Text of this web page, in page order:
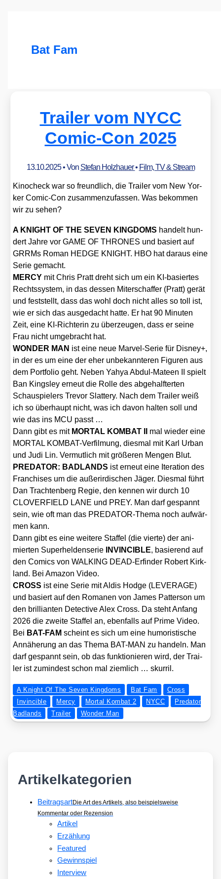
Bat Fam
Trailer vom NYCC
Comic-Con 2025
13.10.2025• Von Stefan Holzhauer• Film, TV & Stream
Kinoch­eck war so freund­lich, die Trai­ler vom New Yor­
ker Comic-Con zusam­men­zu­fas­sen. Was bekom­men
wir zu sehen?
A KNIGHT OF THE SEVEN KINGDOMS han­delt hun­
dert Jah­re vor GAME OF THRONES und basiert auf
GRRMs Roman HEDGE KNIGHT. HBO hat dar­aus eine
Serie gemacht.
MERCY mit Chris Pratt dreht sich um ein KI-basier­tes
Rechts­sys­tem, in das des­sen Mit­er­schaf­fer (Pratt) gerät
und fest­stellt, dass das wohl doch nicht alles so toll ist,
wie er sich das aus­ge­dacht hat­te. Er hat 90 Minu­ten
Zeit, eine KI-Rich­te­rin zu über­zeu­gen, dass er sei­ne
Frau nicht umge­bracht hat.
WONDER MAN ist eine neue Mar­vel-Serie für Dis­ney+,
in der es um eine der eher unbe­kann­te­ren Figu­ren aus
dem Port­fo­lio geht. Neben Yahya Abdul-Mate­en II spielt
Ban King­s­ley erneut die Rol­le des abge­half­ter­ten
Schau­spie­lers Tre­vor Slat­tery. Nach dem Trai­ler weiß
ich so über­haupt nicht, was ich davon hal­ten soll und
wie das ins MCU passt …
Dann gibt es mit MORTAL KOMBAT II
mal wie­der eine
MORTAL KOM­BAT-Ver­fil­mung, dies­mal mit Karl Urban
und Judi Lin. Ver­mut­lich mit grö­ße­ren Men­gen Blut.
PREDATOR: BADLANDS ist erneut eine Ite­ra­ti­on des
Fran­chi­ses um die außer­ir­di­schen Jäger. Dies­mal führt
Dan Trach­ten­berg Regie, den ken­nen wir durch 10
CLOVERFIELD LANE und PREY. Man darf gespannt
sein, wie oft man das PRE­DA­TOR-The­ma noch auf­wär­
men kann.
Dann gibt es eine wei­te­re Staf­fel (die vier­te) der ani­
mier­ten Super­hel­den­se­rie
INVINCIBLE, basie­rend auf
den Comics von WALKING DEAD-Erfin­der Robert Kirk­
land. Bei Ama­zon Video.
CROSS ist eine Serie mit Aldis Hodge (LEVERAGE)
und basiert auf den Roma­nen von James Pat­ter­son um
den bril­li­an­ten Detec­ti­ve Alex Cross. Da steht Anfang
2026 die zwei­te Staf­fel an, eben­falls auf Prime Video.
Bei BAT-FAM scheint es sich um eine humo­ris­ti­sche
Annä­he­rung an das The­ma BAT-MAN zu han­deln. Man
darf gespannt sein, ob das funk­tio­nie­ren wird, der Trai­
ler ist zumin­dest schon mal ziem­lich … skur­ril.
A Knight Of The Seven Kingdoms Bat Fam
Cross
Invincible
Mercy Mortal Kombat 2 NYCC
Predator
Badlands
Trailer Wonder Man
Artikelkategorien
BeitragsartDie Art des Artikels, also beispielsweise
Kommentar oder Rezension
Artikel
Erzählung
Featured
Gewinnspiel
Interview